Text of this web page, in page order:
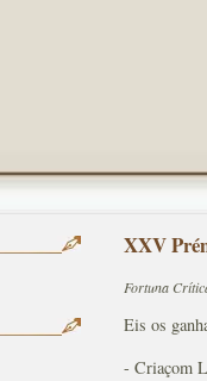
XXV
Fortuna
Eis os
- Criaçom